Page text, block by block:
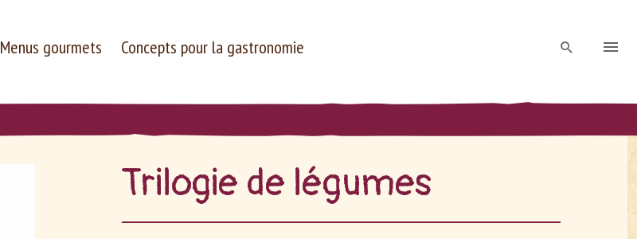
Menus gourmets Concepts pour la gastronomie
Entreprise
Carrières
Tri­lo­gie de lé­gumes